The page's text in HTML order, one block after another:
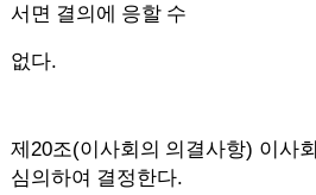
서면 결의에 응할 수
없다.
제20조(이사회의 의결사항) 이사
심의하여 결정한다.